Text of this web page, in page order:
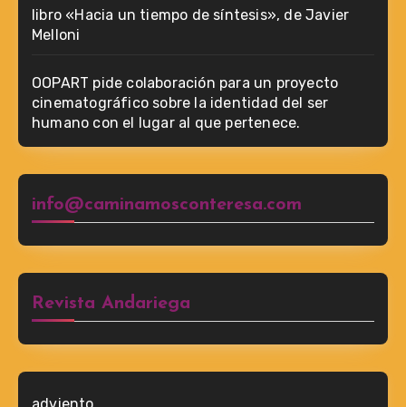
libro «Hacia un tiempo de síntesis», de Javier
Melloni
OOPART pide colaboración para un proyecto
cinematográfico sobre la identidad del ser
humano con el lugar al que pertenece.
info@caminamosconteresa.com
Revista Andariega
adviento